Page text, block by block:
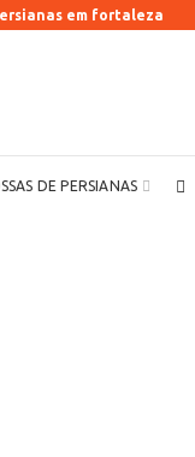
em fortaleza
DE PERSIANAS